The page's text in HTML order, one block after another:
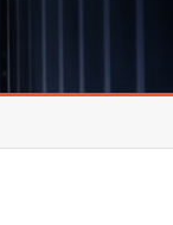
호남권연구본부
기획본부